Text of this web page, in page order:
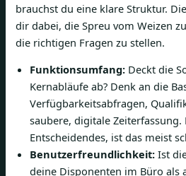
brauchst du eine klare Struktur.
dir dabei, die Spreu vom Weizen
die richtigen Fragen zu stellen.
Funktionsumfang: Deckt die
Kernabläufe ab? Denk an die
Verfügbarkeitsabfragen,
saubere, digitale Zeiterfassung.
Entscheidendes, ist das meist
Benutzerfreundlichkeit: Ist
deine Disponenten im Büro als